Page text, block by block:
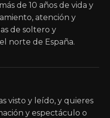
de 10 años de vida y
atención y
de soltero y
norte de España.
visto y leído, y quieres
y espectáculo o